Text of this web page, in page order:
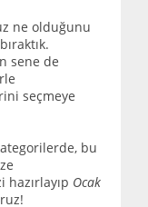
ne olduğunu
sene de
seçmeye
bu
Ocak